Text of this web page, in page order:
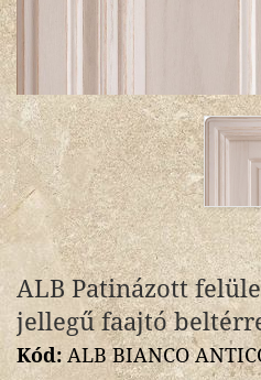
ALB Patinázott
jellegű faajtó
Kód:ALB BIANCO